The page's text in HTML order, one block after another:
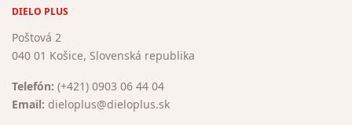
DIELO PLUS
Poštová 2
040 01 Košice, Slovenská republika
Telefón: (+421) 0903 06 44 04
Email: dieloplus@dieloplus.sk